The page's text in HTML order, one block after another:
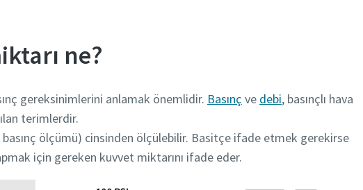
ne?
gereksinimlerini anlamak önemlidir. Basınç ve debi, basınçlı hava
terimlerdir.
ölçümü) cinsinden ölçülebilir. Basitçe ifade etmek gerekirse
için gereken kuvvet miktarını ifade eder.